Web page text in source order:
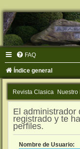
FAQ
Índice general
Revista Clasica Nuestro
El administrador
registrado y te
perfiles.
Nombre de Usuario: